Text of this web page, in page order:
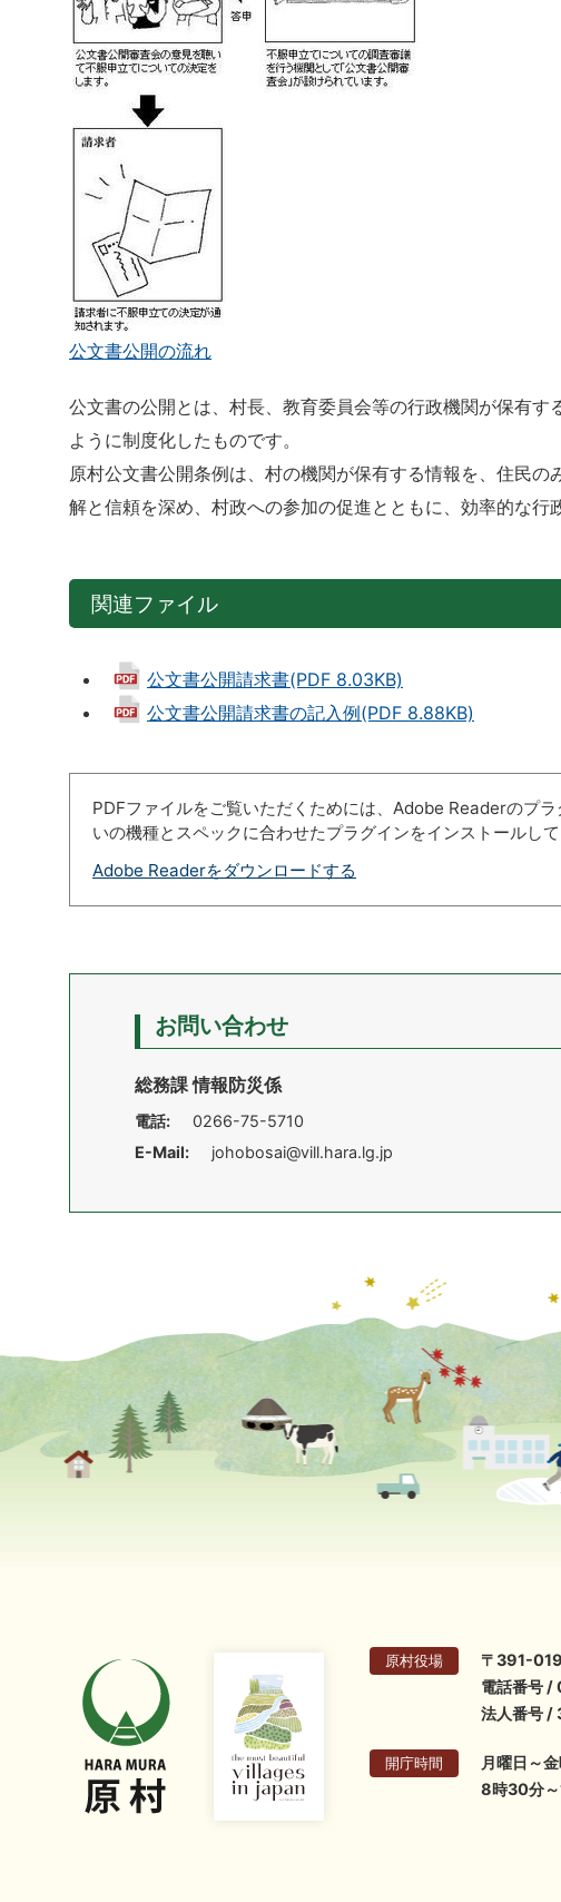
公文書公開の流れ
公文書の公開とは、村長、教育委員会等の行政機関が保有
ように制度化したものです。
原村公文書公開条例は、村の機関が保有する情報を、住民
解と信頼を深め、村政への参加の促進とともに、効率的な行
関連ファイル
公文書公開請求書(PDF 8.03KB)
公文書公開請求書の記入例(PDF 8.88KB)
PDFファイルをご覧いただくためには、Adobe Readerのプ
いの機種とスペックに合わせたプラグインをインストールして
Adobe Readerをダウンロードする
お問い合わせ
総務課 情報防災係
電話:
0266-75-5710
E-Mail:
johobosai@vill.hara.lg.jp
原村役場
〒391-
電話番号
法人番号
開庁時間
月曜日～
8時30分